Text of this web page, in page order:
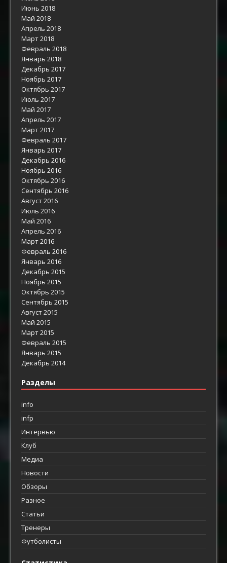
Июнь 2018
Май 2018
Апрель 2018
Март 2018
Февраль 2018
Январь 2018
Декабрь 2017
Ноябрь 2017
Октябрь 2017
Июль 2017
Май 2017
Апрель 2017
Март 2017
Февраль 2017
Январь 2017
Декабрь 2016
Ноябрь 2016
Октябрь 2016
Сентябрь 2016
Август 2016
Июль 2016
Май 2016
Апрель 2016
Март 2016
Февраль 2016
Январь 2016
Декабрь 2015
Ноябрь 2015
Октябрь 2015
Сентябрь 2015
Август 2015
Май 2015
Март 2015
Февраль 2015
Январь 2015
Декабрь 2014
Разделы
info
infp
Интервью
Клуб
Медиа
Новости
Обзоры
Разное
Статьи
Тренеры
Футболисты